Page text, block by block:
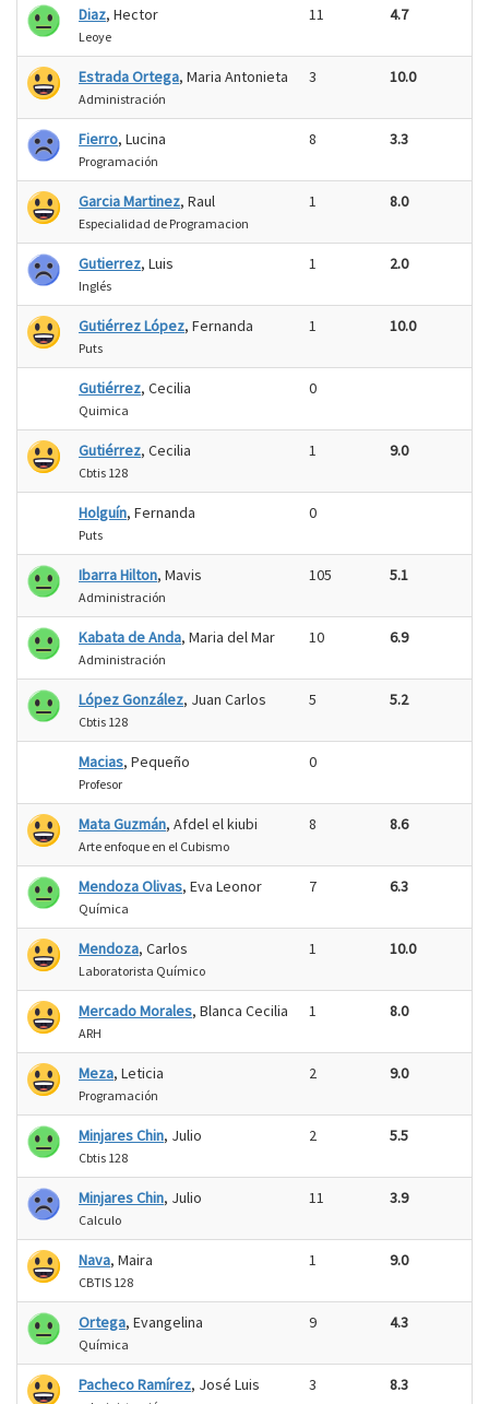
Diaz, Hector
Leoye
11 4.7
Estrada Ortega, Maria Antonieta
Administración
3 10.0
Fierro, Lucina
Programación
8 3.3
Garcia Martinez, Raul
Especialidad de Programacion
1 8.0
Gutierrez, Luis
Inglés
1 2.0
Gutiérrez López, Fernanda
Puts
1 10.0
Gutiérrez, Cecilia
Quimica
0
Gutiérrez, Cecilia
Cbtis 128
1 9.0
Holguín, Fernanda
Puts
0
Ibarra Hilton, Mavis
Administración
105 5.1
Kabata de Anda, Maria del Mar
Administración
10 6.9
López González, Juan Carlos
Cbtis 128
5 5.2
Macias, Pequeño
Profesor
0
Mata Guzmán, Afdel el kiubi
Arte enfoque en el Cubismo
8 8.6
Mendoza Olivas, Eva Leonor
Química
7 6.3
Mendoza, Carlos
Laboratorista Químico
1 10.0
Mercado Morales, Blanca Cecilia
ARH
1 8.0
Meza, Leticia
Programación
2 9.0
Minjares Chin, Julio
Cbtis 128
2 5.5
Minjares Chin, Julio
Calculo
11 3.9
Nava, Maira
CBTIS 128
1 9.0
Ortega, Evangelina
Química
9 4.3
Pacheco Ramírez, José Luis 3 8.3